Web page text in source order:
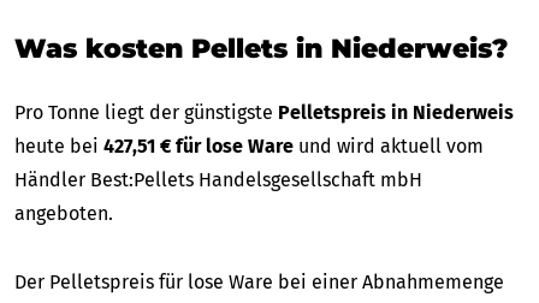
Was kosten Pellets in Niederweis?
Pro Tonne liegt der günstigste Pelletspreis in Niederweis
heute bei 427,51 € für lose Ware und wird aktuell vom
Händler Best:Pellets Handelsgesellschaft mbH
angeboten.
Der Pelletspreis für lose Ware bei einer Abnahmemenge